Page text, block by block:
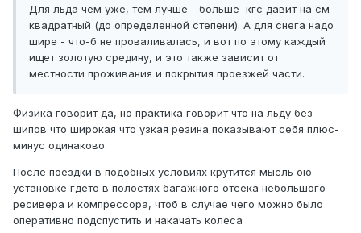
Для льда чем уже, тем лучше - больше кгс давит на см
квадратный (до определенной степени). А для снега надо
шире - что-б не проваливалась, и вот по этому каждый
ищет золотую средину, и это также зависит от
местности проживания и покрытия проезжей части.
Физика говорит да, но практика говорит что на льду без
шипов что широкая что узкая резина показывают себя плюс-
минус одинаково.
После поездки в подобных условиях крутится мысль ою
установке гдето в полостях багажного отсека небольшого
ресивера и компрессора, чтоб в случае чего можно было
оперативно подспустить и накачать колеса